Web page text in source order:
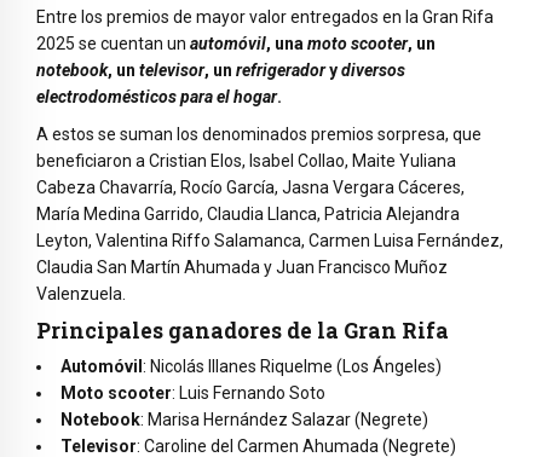
Entre los premios de mayor valor entregados en la Gran Rifa
2025 se cuentan un automóvil, una moto scooter, un
notebook, un televisor, un refrigeradorydiversos
electrodomésticos para el hogar.
A estos se suman los denominados premios sorpresa, que
beneficiaron a Cristian Elos, Isabel Collao, Maite Yuliana
Cabeza Chavarría, Rocío García, Jasna Vergara Cáceres,
María Medina Garrido, Claudia Llanca, Patricia Alejandra
Leyton, Valentina Riffo Salamanca, Carmen Luisa Fernández,
Claudia San Martín Ahumada y Juan Francisco Muñoz
Valenzuela.
Principales ganadores de la Gran Rifa
Automóvil: Nicolás Illanes Riquelme (Los Ángeles)
Moto scooter: Luis Fernando Soto
Notebook: Marisa Hernández Salazar (Negrete)
Televisor: Caroline del Carmen Ahumada (Negrete)